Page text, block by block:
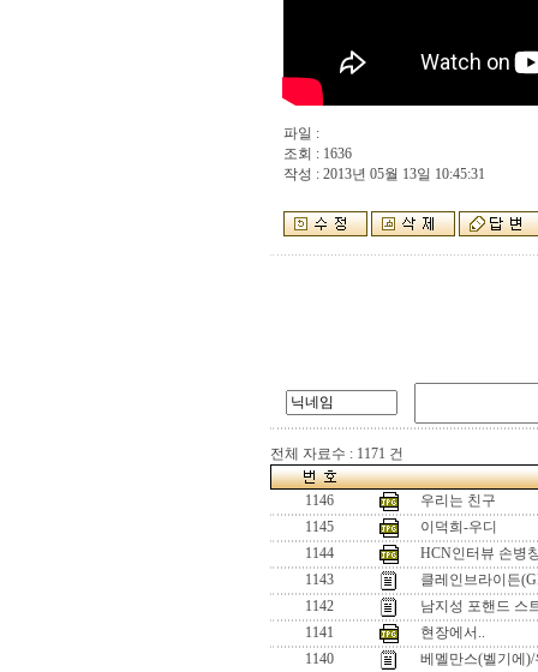
파일 :
조회 : 1636
작성 : 2013년 05월 13일 10:45:31
전체 자료수 : 1171 건
1146
우리는 친구
1145
이덕희-우디
1144
HCN인터뷰 손병
1143
클레인브라이든
1142
남지성 포핸드 스
1141
현장에서..
1140
베멜만스(벨기에